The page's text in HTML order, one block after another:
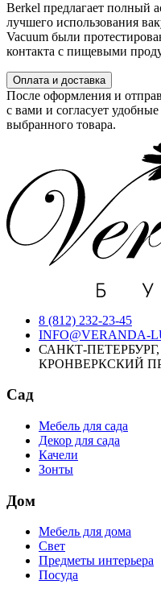
Berkel предлагает полный
лучшего использования
Vacuum были
контакта с пищевыми
Оплата и доставка
После оформления и
с вами и согласует
выбранного товара.
8 (812) 232-23-45
INFO@VERANDA-
САНКТ-
КРОНВЕРКСКИЙ
Сад
Мебель для сада
Декор для сада
Качели
Зонты
Дом
Мебель для дома
Свет
Предметы интерьера
Посуда